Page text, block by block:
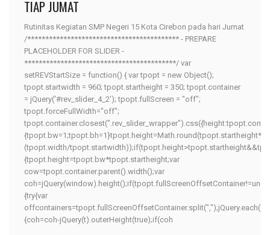
TIAP JUMAT
Rutinitas Kegiatan SMP Negeri 15 Kota Cirebon pada hari Jumat
/****************************************** - PREPARE
PLACEHOLDER FOR SLIDER -
******************************************/ var
setREVStartSize = function() { var tpopt = new Object();
tpopt.startwidth = 960; tpopt.startheight = 350; tpopt.container
= jQuery('#rev_slider_4_2'); tpopt.fullScreen = "off";
tpopt.forceFullWidth="off";
{tpopt.bw=1;tpopt.bh=1}tpopt.height=Math.round(tpopt.startheight*
(tpopt.width/
{tpopt.height=tpopt.bw*tpopt.startheight;var
cow=tpopt.container.parent().width();var
{try{var
{coh=coh-jQuery(t).outerHeight(true);if(coh